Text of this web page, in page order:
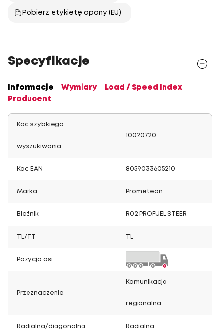
Pobierz etykietę opony (EU)
Specyfikacje
Informacje Wymiary
Load / Speed Index
Producent
Kod szybkiego
wyszukiwania
10020720
Kod EAN 8059033605210
Marka Prometeon
Bieżnik R02 PROFUEL STEER
TL/TT
Pozycja osi
Przeznaczenie
Komunikacja
regionalna
Radialna/diagonalna Radialna